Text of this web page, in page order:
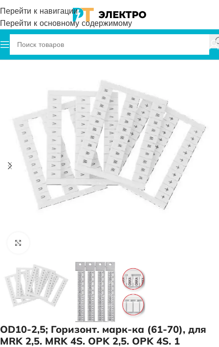
Перейти к навигации
Перейти к основному содержимому
Главная Onka Маркировка
OD10-2,5; Горизонт. марк-ка (61-70), для
MRK 2,5. MRK 4S. OPK 2,5. OPK 4S. 1